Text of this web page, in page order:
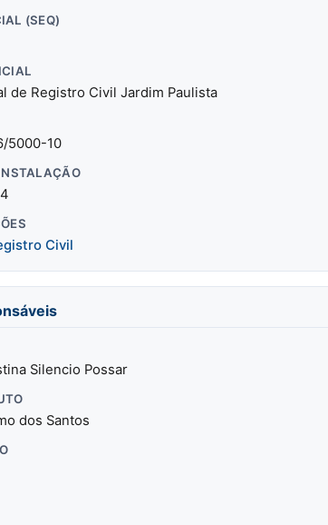
(SEQ)
de Registro Civil Jardim Paulista
5000-10
Civil
Silencio Possar
dos Santos